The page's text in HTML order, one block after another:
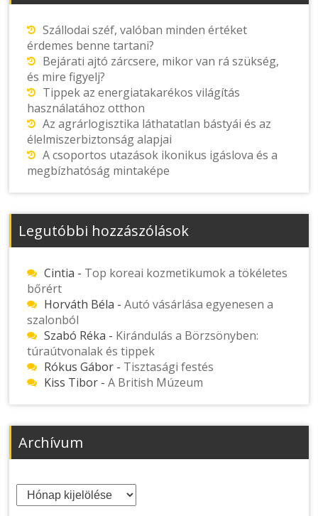
Szállodai széf, valóban minden értéket
érdemes benne tartani?
Bejárati ajtó zárcsere, mikor van rá szükség,
és mire figyelj?
Tippek az energiatakarékos világítás
használatához otthon
Az agrárlogisztika láthatatlan bástyái és az
élelmiszerbiztonság alapjai
A csoportos utazások ikonikus igáslova és a
megbízhatóság mintaképe
Legutóbbi hozzászólások
Cintia - Top koreai kozmetikumok a tökéletes
bőrért
Horváth Béla -Autó vásárlása egyenesen a
szalonból
Szabó Réka - Kirándulás a Börzsönyben:
túraútvonalak és tippek
Rókus Gábor - Tisztasági festés
Kiss Tibor -A British Múzeum
Archívum
Archívum